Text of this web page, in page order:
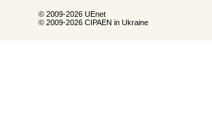
© 2009-2026 UEnet
© 2009-2026 CIPAEN in Ukraine